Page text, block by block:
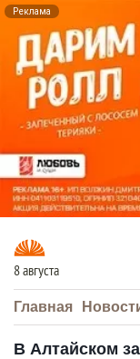
Реклама
8 августа
Главная
В Алтайском